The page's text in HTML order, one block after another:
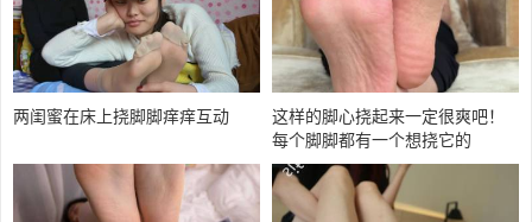
两闺蜜在床上挠脚脚痒痒互动
这样的脚心挠起来一定很爽吧！
每个脚脚都有一个想挠它的
人！！